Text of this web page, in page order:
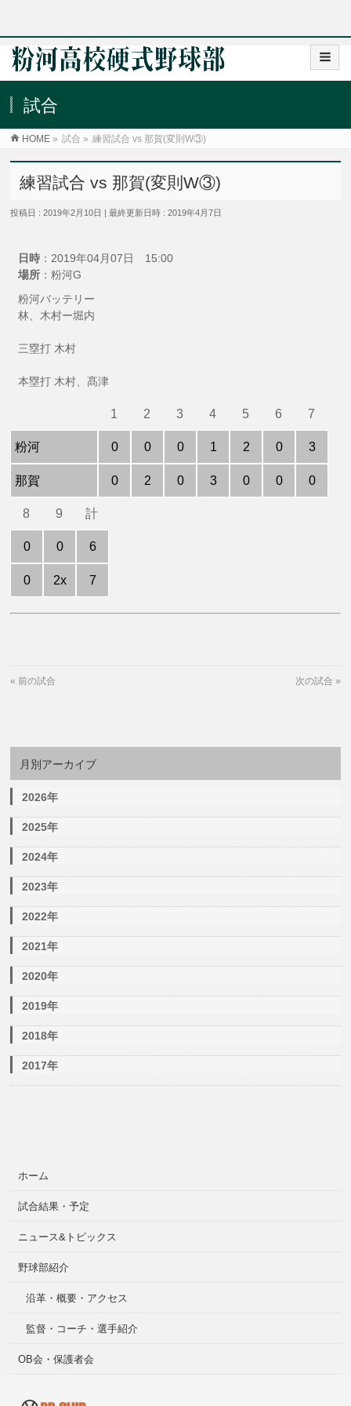
試合
HOME » 試合 » 練習試合 vs 那賀(変則W③)
練習試合 vs 那賀(変則W③)
投稿日 : 2019年2月10日 最終更新日時 : 2019年4月7日
日時 ：2019年04月07日 15:00
場所 ：粉河G
粉河バッテリー
林、木村ー堀内
三塁打 木村
本塁打 木村、髙津
粉河
那賀
1
0
0
2
0
2
3
0
0
4
1
3
5
2
0
6
0
0
7
3
0
8
0
0
9
0
2x
計
6
7
«前の試合 次の試合 »
月別アーカイブ
2026年
2025年
2024年
2023年
2022年
2021年
2020年
2019年
2018年
2017年
ホーム
試合結果・予定
ニュース&トピックス
野球部紹介
沿革・概要・アクセス
監督・コーチ・選手紹介
OB会・保護者会